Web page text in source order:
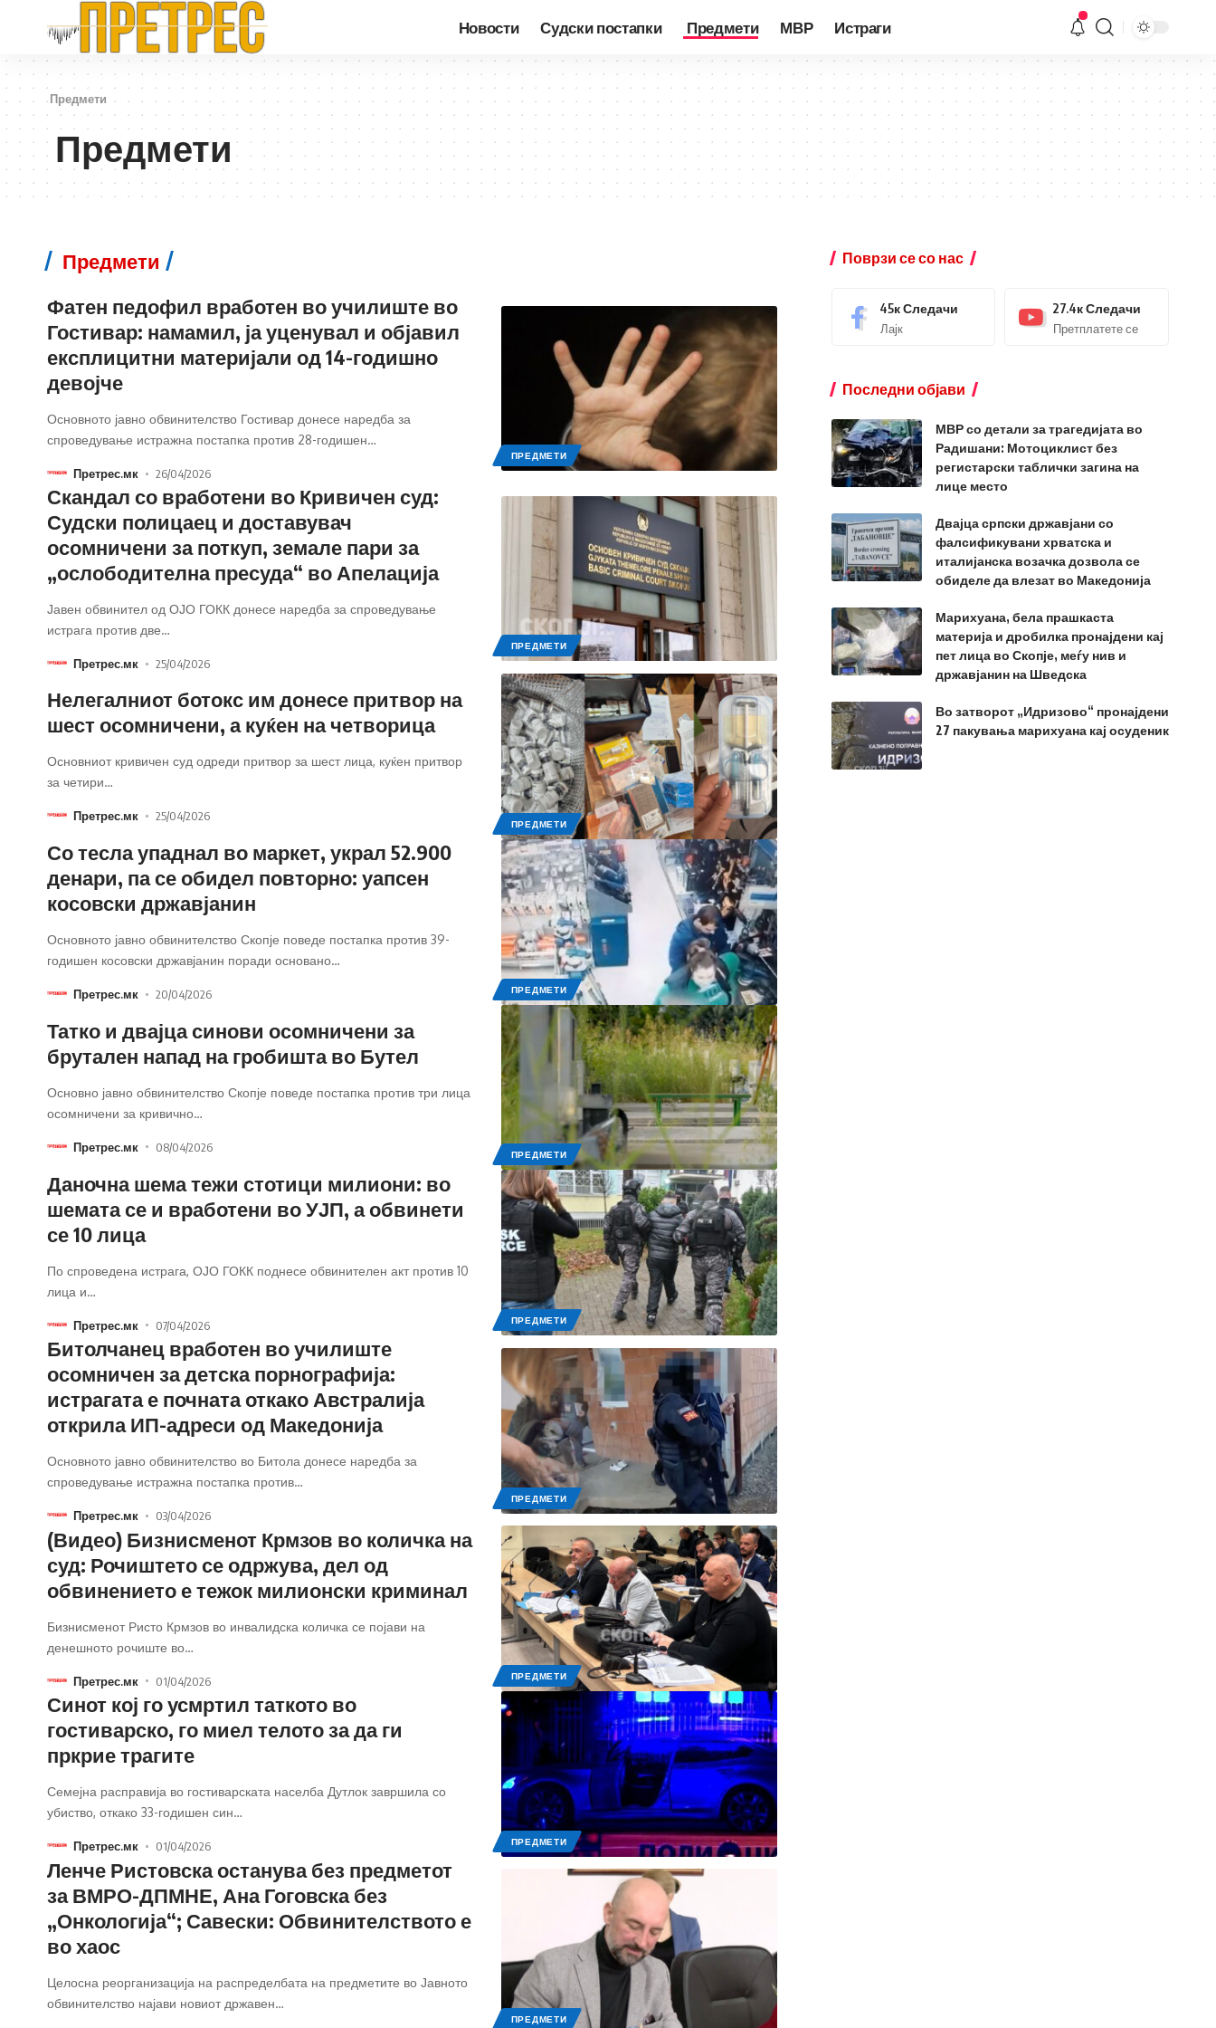
Новости Судски постапки Предмети МВР Истраги
Предмети
Предмети
Предмети
ПРЕДМЕТИ
Фатен педофил вработен во училиште во
Гостивар: намамил, ја уценувал и објавил
експлицитни материјали од 14-годишно
девојче
Основното јавно обвинителство Гостивар донесе наредба за
спроведување истражна постапка против 28-годишен…
Претрес.мк 26/04/2026
ПРЕДМЕТИ
Скандал со вработени во Кривичен суд:
Судски полицаец и доставувач
осомничени за поткуп, земале пари за
„ослободителна пресуда“ во Апелација
Јавен обвинител од ОЈО ГОКК донесе наредба за спроведување
истрага против две…
Претрес.мк 25/04/2026
ПРЕДМЕТИ
Нелегалниот ботокс им донесе притвор на
шест осомничени, а куќен на четворица
Основниот кривичен суд одреди притвор за шест лица, куќен притвор
за четири…
Претрес.мк 25/04/2026
ПРЕДМЕТИ
Со тесла упаднал во маркет, украл 52.900
денари, па се обидел повторно: уапсен
косовски државјанин
Основното јавно обвинителство Скопје поведе постапка против 39-
годишен косовски државјанин поради основано…
Претрес.мк 20/04/2026
ПРЕДМЕТИ
Татко и двајца синови осомничени за
брутален напад на гробишта во Бутел
Основно јавно обвинителство Скопје поведе постапка против три лица
осомничени за кривично…
Претрес.мк 08/04/2026
ПРЕДМЕТИ
Даночна шема тежи стотици милиони: во
шемата се и вработени во УЈП, а обвинети
се 10 лица
По спроведена истрага, ОЈО ГОКК поднесе обвинителен акт против 10
лица и…
Претрес.мк 07/04/2026
ПРЕДМЕТИ
Битолчанец вработен во училиште
осомничен за детска порнографија:
истрагата е почната откако Австралија
открила ИП-адреси од Македонија
Основното јавно обвинителство во Битола донесе наредба за
спроведување истражна постапка против…
Претрес.мк 03/04/2026
ПРЕДМЕТИ
(Видео) Бизнисменот Крмзов во количка на
суд: Рочиштето се одржува, дел од
обвинението е тежок милионски криминал
Бизнисменот Ристо Крмзов во инвалидска количка се појави на
денешното рочиште во…
Претрес.мк 01/04/2026
ПРЕДМЕТИ
Синот кој го усмртил таткото во
гостиварско, го миел телото за да ги
пркрие трагите
Семејна расправија во гостиварската населба Дутлок завршила со
убиство, откако 33-годишен син…
Претрес.мк 01/04/2026
ПРЕДМЕТИ
Ленче Ристовска останува без предметот
за ВМРО-ДПМНЕ, Ана Гоговска без
„Онкологија“; Савески: Обвинителството е
во хаос
Целосна реорганизација на распределбата на предметите во Јавното
обвинителство најави новиот државен…
Поврзи се со нас
45кСледачи
Лајк
27.4кСледачи
Претплатете се
Последни објави
МВР со детали за трагедијата во
Радишани: Мотоциклист без
регистарски таблички загина на
лице место
Двајца српски државјани со
фалсификувани хрватска и
италијанска возачка дозвола се
обиделе да влезат во Македонија
Марихуана, бела прашкаста
материја и дробилка пронајдени кај
пет лица во Скопје, меѓу нив и
државјанин на Шведска
Во затворот „Идризово“ пронајдени
27 пакувања марихуана кај осуденик